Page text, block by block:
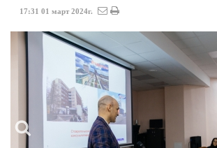
17:31 01 март 2024г.